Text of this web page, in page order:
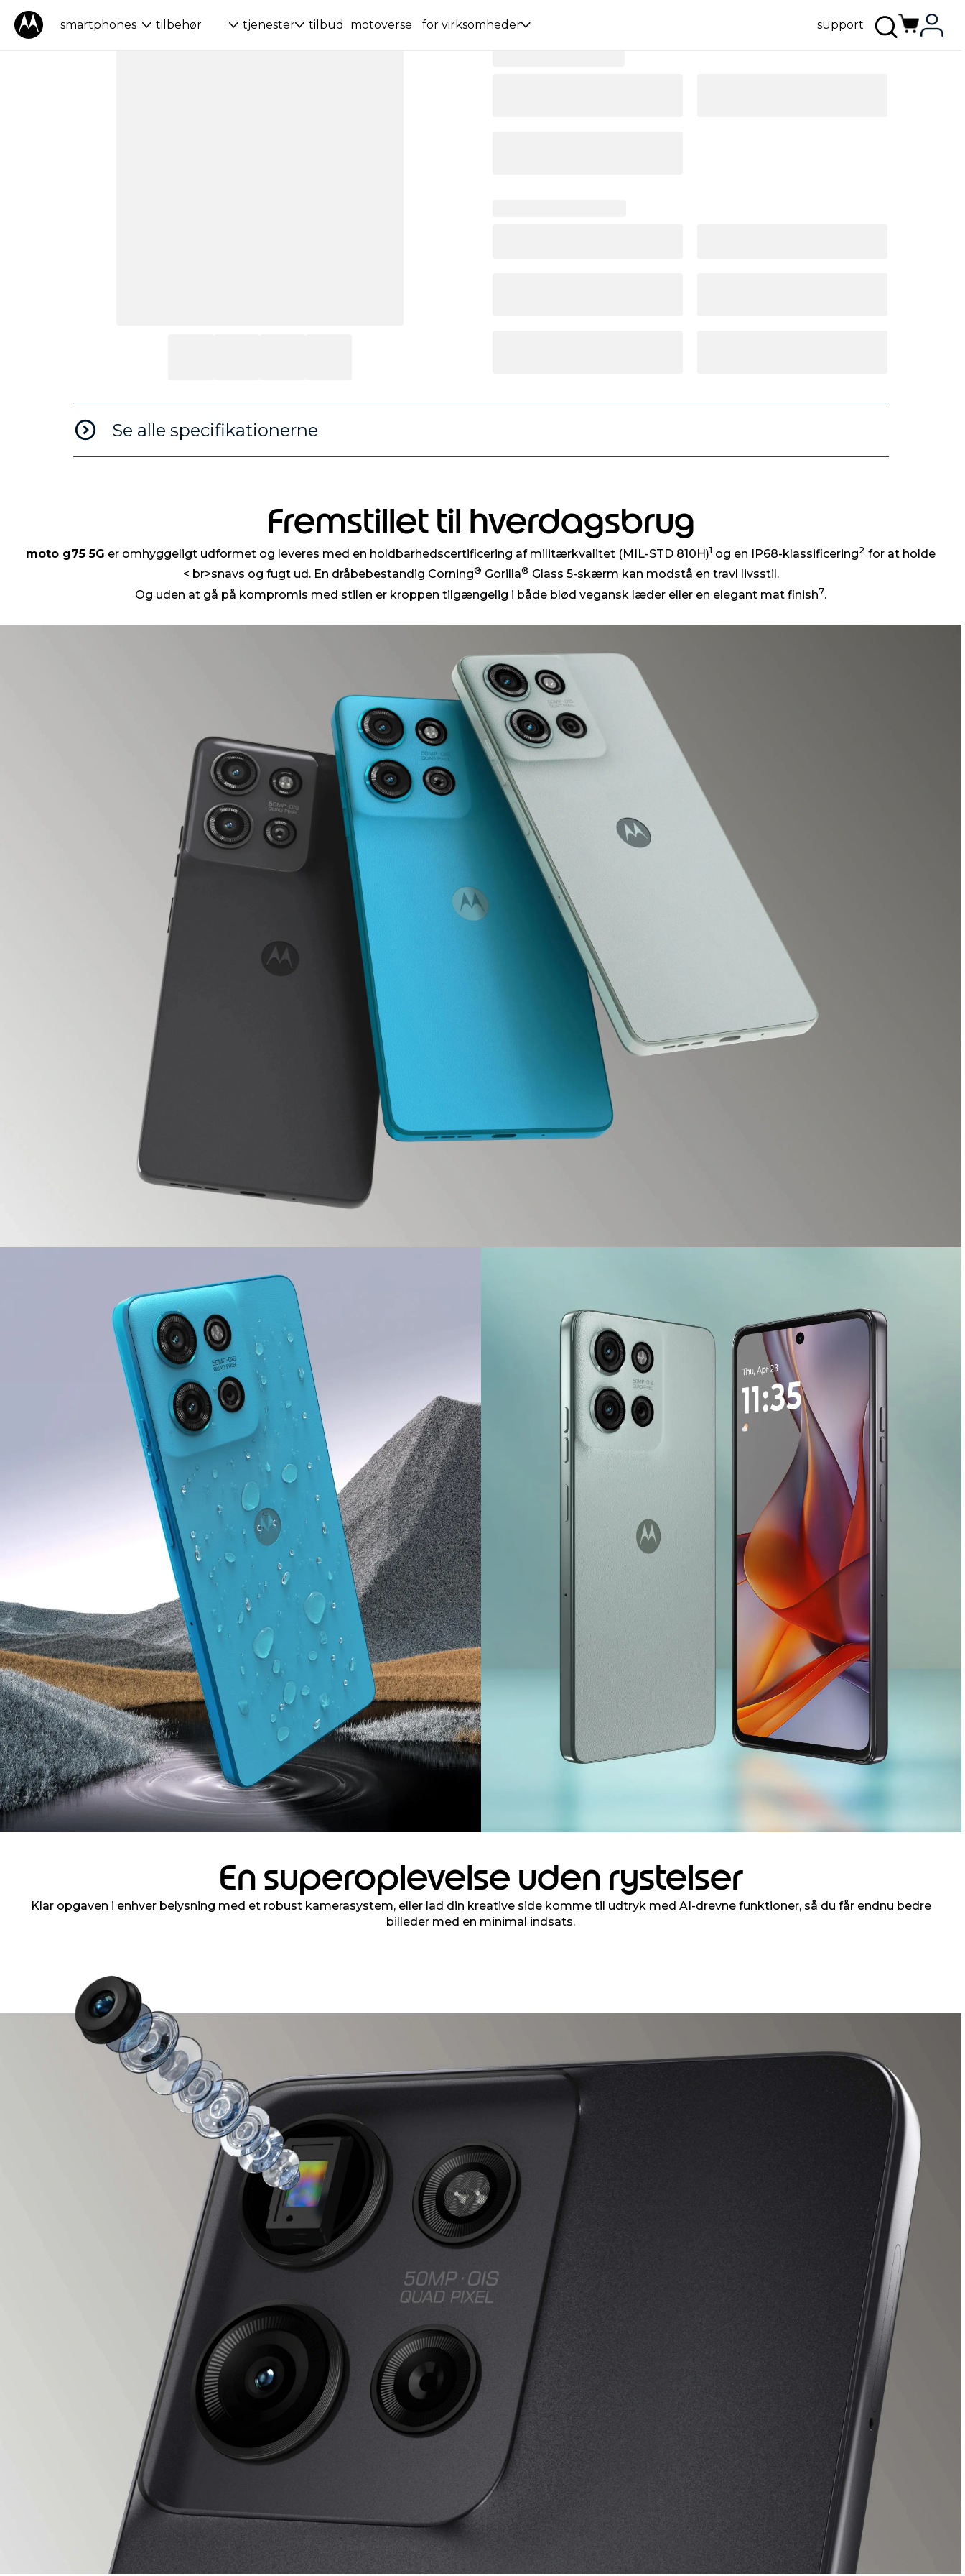
smartphones tilbehør tjenester tilbud motoverse for virksomheder support
Se alle specifikationerne
Fremstillet til hverdagsbrug
moto g75 5G er omhyggeligt udformet og leveres med en holdbarhedscertificering af militærkvalitet (MIL-STD 810H)1 og en IP68-klassificering2 for at holde
< br>snavs og fugt ud. En dråbebestandig Corning® Gorilla® Glass 5-skærm kan modstå en travl livsstil.
Og uden at gå på kompromis med stilen er kroppen tilgængelig i både blød vegansk læder eller en elegant mat finish7.
En superoplevelse uden rystelser
Klar opgaven i enhver belysning med et robust kamerasystem, eller lad din kreative side komme til udtryk med AI-drevne funktioner, så du får endnu bedre
billeder med en minimal indsats.